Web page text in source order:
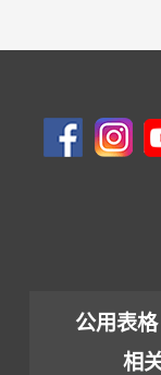
公用表格
相